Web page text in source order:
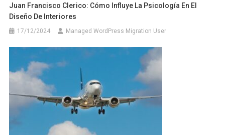
Juan Francisco Clerico: Cómo Influye La Psicología En El
Diseño De Interiores
17/12/2024 Managed WordPress Migration User